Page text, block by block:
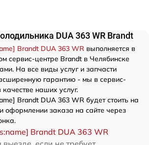
DUA 363 WR Brandt
Brandt DUA 363 WR выполняется в
сервис-центре Brandt в Челябинске
На все виды услуг и запчасти
гарантию - мы в сервис-
наших услуг.
Brandt DUA 363 WR будет стоить на
оформлении заказа на сайте через
Brandt DUA 363 WR